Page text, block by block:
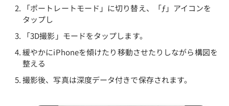
「ポートレートモード」に切り替え、「ƒ」アイコンを
タップし
「3D撮影」モードをタップします。
緩やかにiPhoneを傾けたり移動させたりしながら構図を
整える
撮影後、写真は深度データ付きで保存されます。